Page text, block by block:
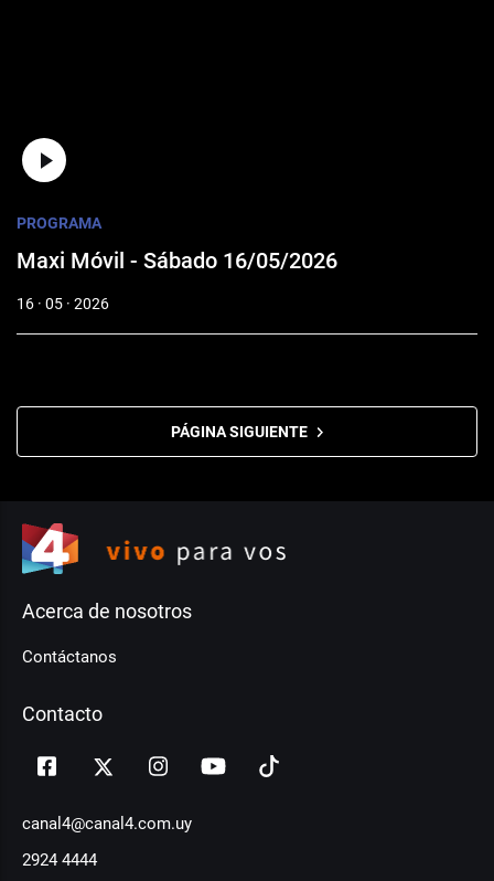
PROGRAMA
Maxi Móvil - Sábado 16/05/2026
16 · 05 · 2026
PÁGINA SIGUIENTE
Acerca de nosotros
Contáctanos
Contacto
canal4@canal4.com.uy
2924 4444